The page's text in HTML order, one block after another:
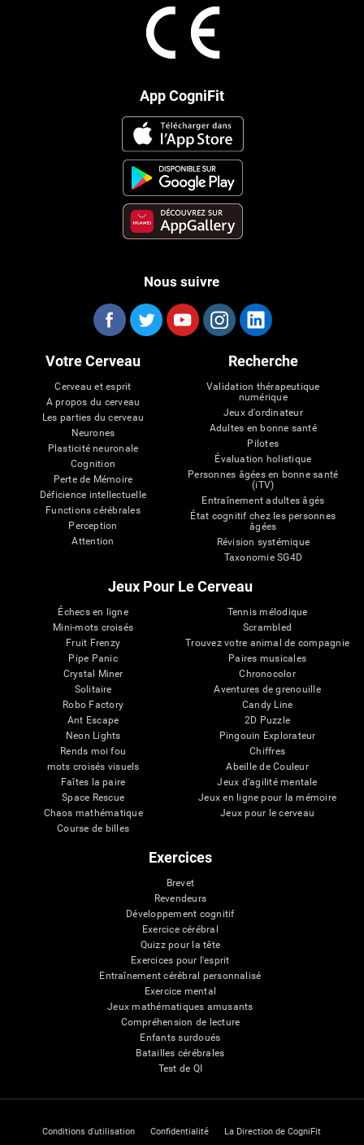
App CogniFit
Nous suivre
Votre Cerveau
Cerveau et esprit
A propos du cerveau
Les parties du cerveau
Neurones
Plasticité neuronale
Cognition
Perte de Mémoire
Déficience intellectuelle
Functions cérébrales
Perception
Attention
Recherche
Validation thérapeutique
numérique
Jeux d'ordinateur
Adultes en bonne santé
Pilotes
Évaluation holistique
Personnes âgées en bonne santé
(iTV)
Entraînement adultes âgés
État cognitif chez les personnes
âgées
Révision systémique
Taxonomie SG4D
Jeux Pour Le Cerveau
Échecs en ligne
Mini-mots croisés
Fruit Frenzy
Pipe Panic
Crystal Miner
Solitaire
Robo Factory
Ant Escape
Neon Lights
Rends moi fou
mots croisés visuels
Faîtes la paire
Space Rescue
Chaos mathématique
Course de billes
Tennis mélodique
Scrambled
Trouvez votre animal de compagnie
Paires musicales
Chronocolor
Aventures de grenouille
Candy Line
2D Puzzle
Pingouin Explorateur
Chiffres
Abeille de Couleur
Jeux d'agilité mentale
Jeux en ligne pour la mémoire
Jeux pour le cerveau
Exercices
Brevet
Revendeurs
Développement cognitif
Exercice cérébral
Quizz pour la tête
Exercices pour l'esprit
Entraînement cérébral personnalisé
Exercice mental
Jeux mathématiques amusants
Compréhension de lecture
Enfants surdoués
Batailles cérébrales
Test de QI
Conditions d'utilisation Confidentialité La Direction de CogniFit